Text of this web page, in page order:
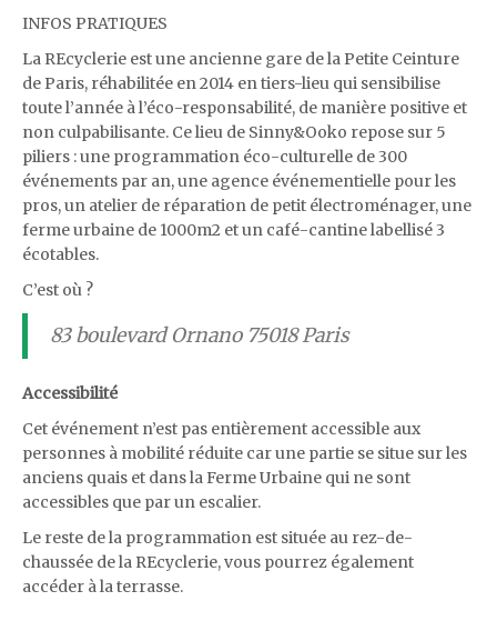
INFOS PRATIQUES
La REcyclerie est une ancienne gare de la Petite Ceinture
de Paris, réhabilitée en 2014 en tiers-lieu qui sensibilise
toute l’année à l’éco-responsabilité, de manière positive et
non culpabilisante. Ce lieu de Sinny&Ooko repose sur 5
piliers : une programmation éco-culturelle de 300
événements par an, une agence événementielle pour les
pros, un atelier de réparation de petit électroménager, une
ferme urbaine de 1000m2 et un café-cantine labellisé 3
écotables.
C’est où ?
83 boulevard Ornano 75018 Paris
Accessibilité
Cet événement n’est pas entièrement accessible aux
personnes à mobilité réduite car une partie se situe sur les
anciens quais et dans la Ferme Urbaine qui ne sont
accessibles que par un escalier.
Le reste de la programmation est située au rez-de-
chaussée de la REcyclerie, vous pourrez également
accéder à la terrasse.